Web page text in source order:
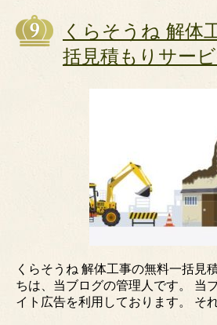
くらそうね 解体
括見積もりサー
くらそうね 解体工事の無料一括見
ちは、当ブログの管理人です。 当
イト広告を利用しております。 そ